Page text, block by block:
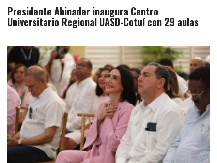
Presidente Abinader inaugura Centro
Universitario Regional UASD-Cotuí con 29 aulas